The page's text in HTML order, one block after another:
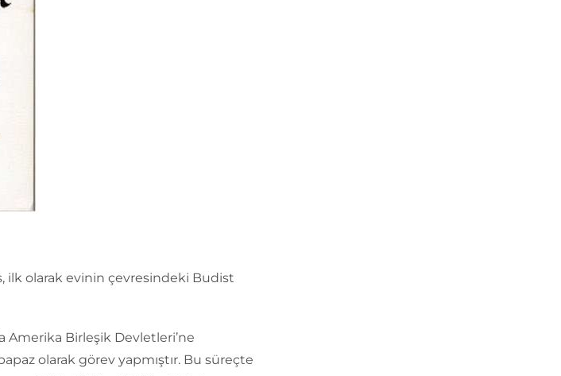
ilk olarak evinin çevresindeki Budist
Amerika Birleşik Devletleri’ne
olarak görev yapmıştır. Bu süreçte